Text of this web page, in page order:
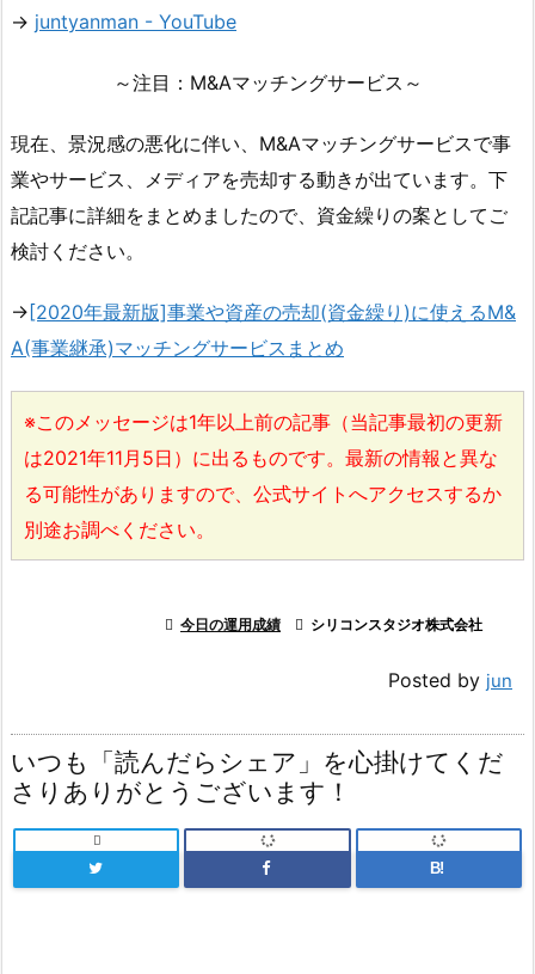
→ juntyanman - YouTube
～注目：M&Aマッチングサービス～
現在、景況感の悪化に伴い、M&Aマッチングサービスで事
業やサービス、メディアを売却する動きが出ています。下
記記事に詳細をまとめましたので、資金繰りの案としてご
検討ください。
→[2020年最新版]事業や資産の売却(資金繰り)に使えるM&
A(事業継承)マッチングサービスまとめ
※このメッセージは1年以上前の記事（当記事最初の更新
は2021年11月5日）に出るものです。最新の情報と異な
る可能性がありますので、公式サイトへアクセスするか
別途お調べください。
 今日の運用成績  シリコンスタジオ株式会社
Posted by jun
いつも「読んだらシェア」を心掛けてくだ
さりありがとうございます！

B!